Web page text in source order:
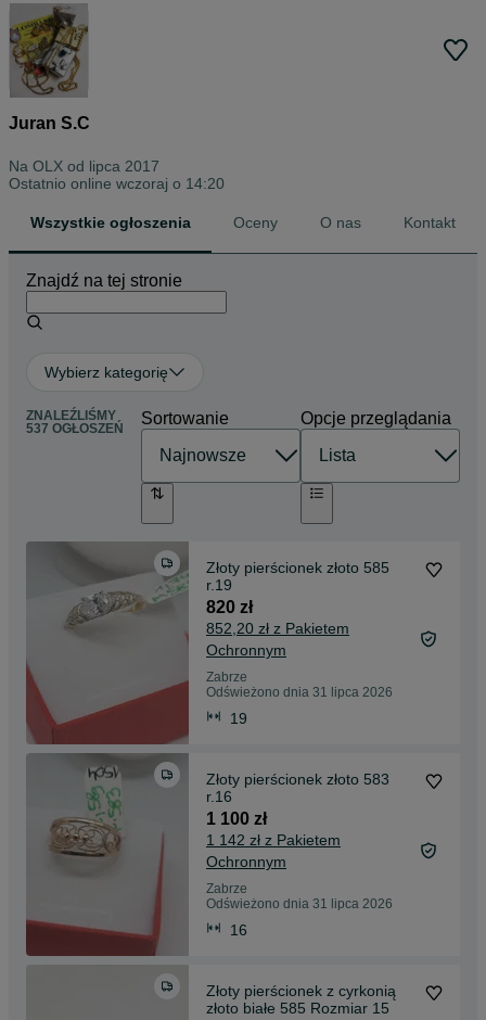
Juran S.C
Na OLX od lipca 2017
Ostatnio online wczoraj o 14:20
Wszystkie ogłoszenia Oceny O nas Kontakt
Znajdź na tej stronie
Wybierz kategorię
ZNALEŹLIŚMY
537 OGŁOSZEŃ
Sortowanie Opcje przeglądania
Złoty pierścionek złoto 585
r.19
820 zł
852,20 zł z Pakietem
Ochronnym
Zabrze
Odświeżono dnia 31 lipca 2026
19
Złoty pierścionek złoto 583
r.16
1 100 zł
1 142 zł z Pakietem
Ochronnym
Zabrze
Odświeżono dnia 31 lipca 2026
16
Złoty pierścionek z cyrkonią
złoto białe 585 Rozmiar 15